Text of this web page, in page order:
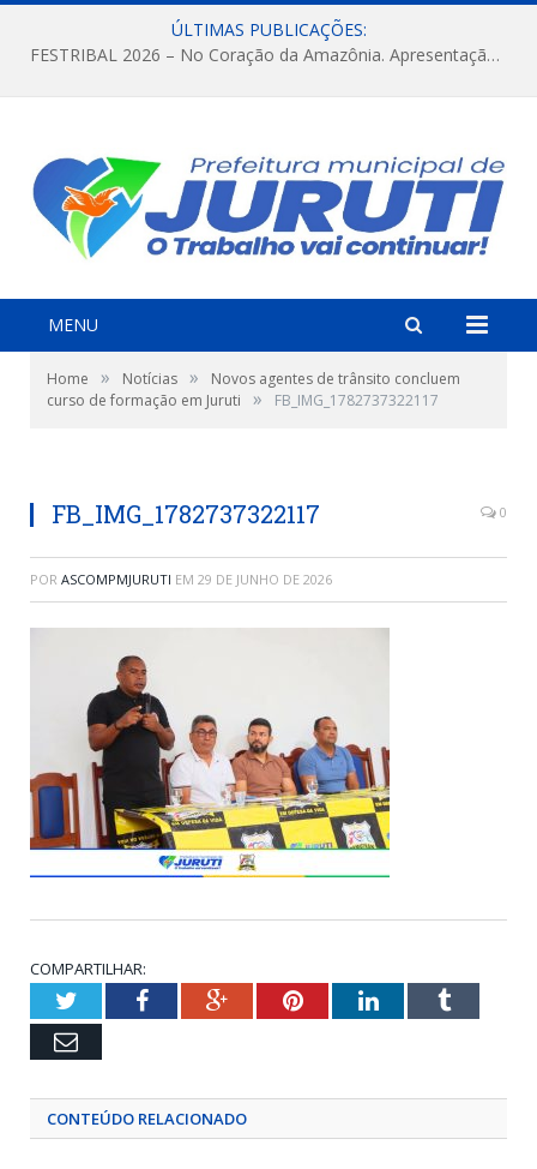
ÚLTIMAS PUBLICAÇÕES:
FESTRIBAL 2026 – No Coração da Amazônia. Apresentação da Munduruku.
MENU
Home » Notícias »
Novos agentes de trânsito concluem
curso de formação em Juruti
» FB_IMG_1782737322117
FB_IMG_1782737322117 0
POR ASCOMPMJURUTI EM 29 DE JUNHO DE 2026
COMPARTILHAR:
TwitterFacebookGoogle+PinterestLinkedInTumblr
Email
CONTEÚDO RELACIONADO